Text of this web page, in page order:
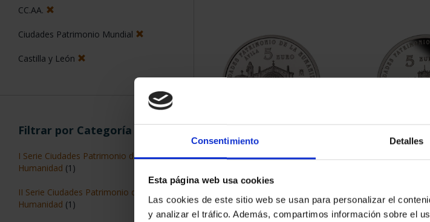
Consentimiento Detalles
Esta página web usa cookies
Las cookies de este sitio web se usan para personalizar el
y analizar el tráfico. Además, compartimos información sobre el
CC.AA.
Ciudades Patrimonio Mundial
Castilla y León
Filtrar por Categoría
I Serie Ciudades Patrimonio de la
Humanidad (1)
II Serie Ciudades Patrimonio de la
Humanidad (1)
73,00 €